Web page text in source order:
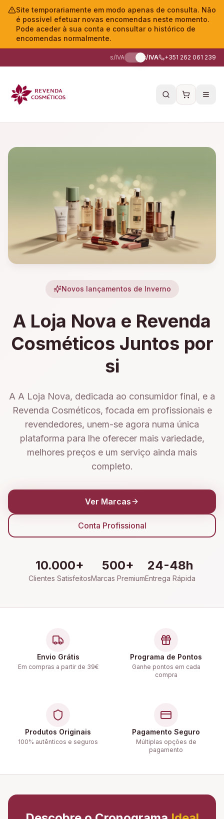
Site temporariamente em modo apenas de consulta. Não
é possível efetuar novas encomendas neste momento.
Pode aceder à sua conta e consultar o histórico de
encomendas normalmente.
s/IVA c/IVA +351 262 061 239
Novos lançamentos de Inverno
A Loja Nova e Revenda
Cosméticos Juntos por
si
A A Loja Nova, dedicada ao consumidor final, e a
Revenda Cosméticos, focada em profissionais e
revendedores, unem-se agora numa única
plataforma para lhe oferecer mais variedade,
melhores preços e um serviço ainda mais
completo.
Ver Marcas
Conta Profissional
10.000+
Clientes Satisfeitos
500+
Marcas Premium
24-48h
Entrega Rápida
Envio Grátis
Em compras a partir de 39€
Programa de Pontos
Ganhe pontos em cada
compra
Produtos Originais
100% autênticos e seguros
Pagamento Seguro
Múltiplas opções de
pagamento